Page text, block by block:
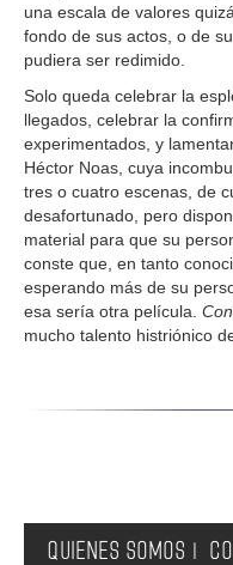
una escala de valores
fondo de sus actos, o de
pudiera ser redimido.
Solo queda celebrar la
llegados, celebrar la
experimentados, y
Héctor Noas, cuya
tres o cuatro escenas, de
desafortunado, pero
material para que su
conste que, en tanto
esperando más de su
esa sería otra película.
mucho talento histriónico
QUIENES SOMOS